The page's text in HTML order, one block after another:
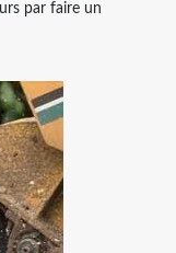
par faire un